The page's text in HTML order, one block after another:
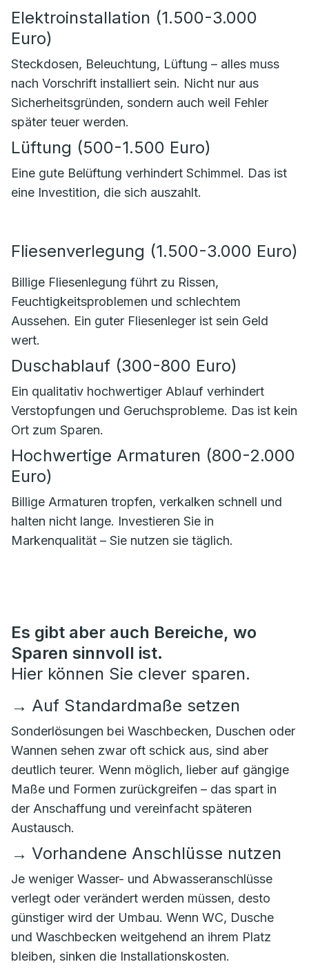
Elektroinstallation (1.500-3.000
Euro)
Steckdosen, Beleuchtung, Lüftung – alles muss
nach Vorschrift installiert sein. Nicht nur aus
Sicherheitsgründen, sondern auch weil Fehler
später teuer werden.
Lüftung (500-1.500 Euro)
Eine gute Belüftung verhindert Schimmel. Das ist
eine Investition, die sich auszahlt.
Fliesenverlegung (1.500-3.000 Euro)
Billige Fliesenlegung führt zu Rissen,
Feuchtigkeitsproblemen und schlechtem
Aussehen. Ein guter Fliesenleger ist sein Geld
wert.
Duschablauf (300-800 Euro)
Ein qualitativ hochwertiger Ablauf verhindert
Verstopfungen und Geruchsprobleme. Das ist kein
Ort zum Sparen.
Hochwertige Armaturen (800-2.000
Euro)
Billige Armaturen tropfen, verkalken schnell und
halten nicht lange. Investieren Sie in
Markenqualität – Sie nutzen sie täglich.
Es gibt aber auch Bereiche, wo
Sparen sinnvoll ist.
Hier können Sie clever sparen.
→ Auf Standardmaße setzen
Sonderlösungen bei Waschbecken, Duschen oder
Wannen sehen zwar oft schick aus, sind aber
deutlich teurer. Wenn möglich, lieber auf gängige
Maße und Formen zurückgreifen – das spart in
der Anschaffung und vereinfacht späteren
Austausch.
→ Vorhandene Anschlüsse nutzen
Je weniger Wasser- und Abwasseranschlüsse
verlegt oder verändert werden müssen, desto
günstiger wird der Umbau. Wenn WC, Dusche
und Waschbecken weitgehend an ihrem Platz
bleiben, sinken die Installationskosten.